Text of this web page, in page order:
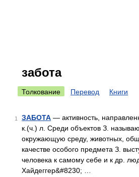
забота
Толкование Перевод Книги
1 ЗАБОТА — активность,
к.(ч.) л. Среди объектов З.
окружающую среду, животных,
качестве особого предмета З.
человека к самому себе и к др.
Хайдеггер&#8230; …